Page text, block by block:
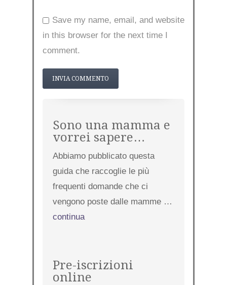
Save my name, email, and website
in this browser for the next time I
comment.
Sono una mamma e
vorrei sapere…
Abbiamo pubblicato questa
guida che raccoglie le più
frequenti domande che ci
vengono poste dalle mamme …
continua
Pre-iscrizioni
online